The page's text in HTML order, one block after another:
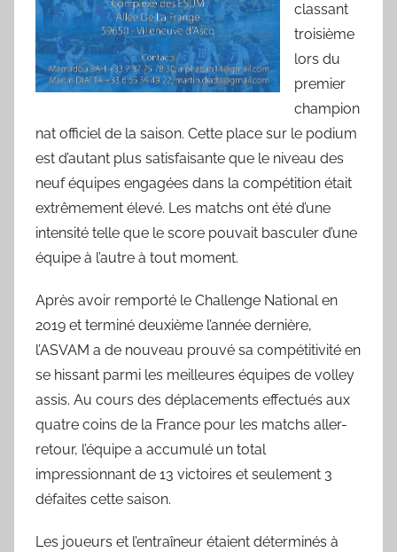
classant
troisième
lors du
premier
champion
nat officiel de la saison. Cette place sur le podium
est d’autant plus satisfaisante que le niveau des
neuf équipes engagées dans la compétition était
extrêmement élevé. Les matchs ont été d’une
intensité telle que le score pouvait basculer d’une
équipe à l’autre à tout moment.
Après avoir remporté le Challenge National en
2019 et terminé deuxième l’année dernière,
l’ASVAM a de nouveau prouvé sa compétitivité en
se hissant parmi les meilleures équipes de volley
assis. Au cours des déplacements effectués aux
quatre coins de la France pour les matchs aller-
retour, l’équipe a accumulé un total
impressionnant de 13 victoires et seulement 3
défaites cette saison.
Les joueurs et l’entraîneur étaient déterminés à